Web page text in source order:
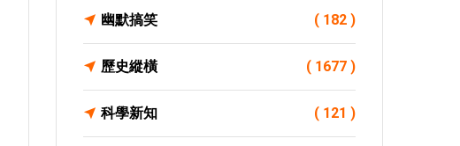
幽默搞笑 ( 182 )
歷史縱橫 ( 1677 )
科學新知 ( 121 )